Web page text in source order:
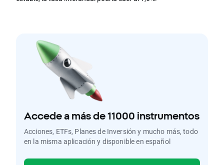
Accede a más de 11000 instrumentos
Acciones, ETFs, Planes de Inversión y mucho más, todo
en la misma aplicación y disponible en español